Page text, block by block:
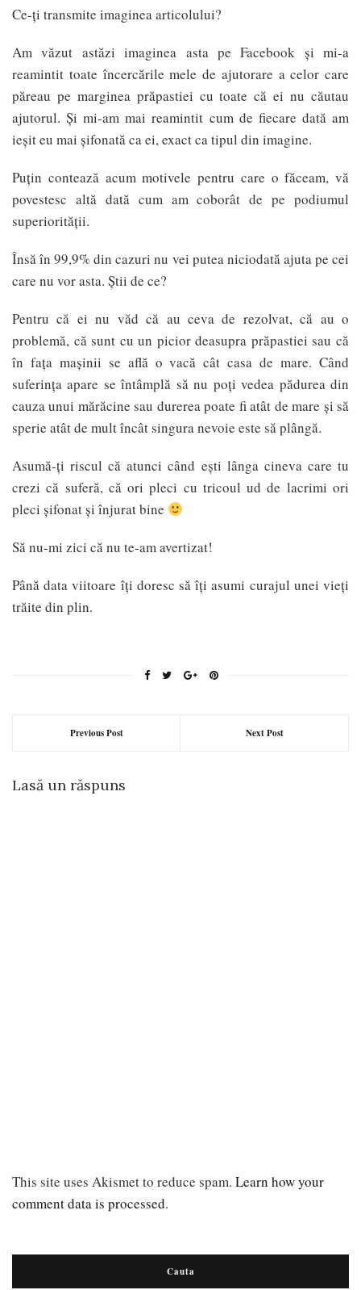
Ce-ți transmite imaginea articolului?
Am văzut astăzi imaginea asta pe Facebook și mi-a
reamintit toate încercările mele de ajutorare a celor care
păreau pe marginea prăpastiei cu toate că ei nu căutau
ajutorul. Și mi-am mai reamintit cum de fiecare dată am
ieșit eu mai șifonată ca ei, exact ca tipul din imagine.
Puțin contează acum motivele pentru care o făceam, vă
povestesc altă dată cum am coborât de pe podiumul
superiorității.
Însă în 99,9% din cazuri nu vei putea niciodată ajuta pe cei
care nu vor asta. Știi de ce?
Pentru că ei nu văd că au ceva de rezolvat, că au o
problemă, că sunt cu un picior deasupra prăpastiei sau că
în fața mașinii se află o vacă cât casa de mare. Când
suferința apare se întâmplă să nu poți vedea pădurea din
cauza unui mărăcine sau durerea poate fi atât de mare și să
sperie atât de mult încât singura nevoie este să plângă.
Asumă-ți riscul că atunci când ești lânga cineva care tu
crezi că suferă, că ori pleci cu tricoul ud de lacrimi ori
pleci șifonat și înjurat bine
Să nu-mi zici că nu te-am avertizat!
Până data viitoare îți doresc să îți asumi curajul unei vieți
trăite din plin.
Previous Post Next Post
Lasă un răspuns
This site uses Akismet to reduce spam. Learn how your
comment data is processed.
Cauta